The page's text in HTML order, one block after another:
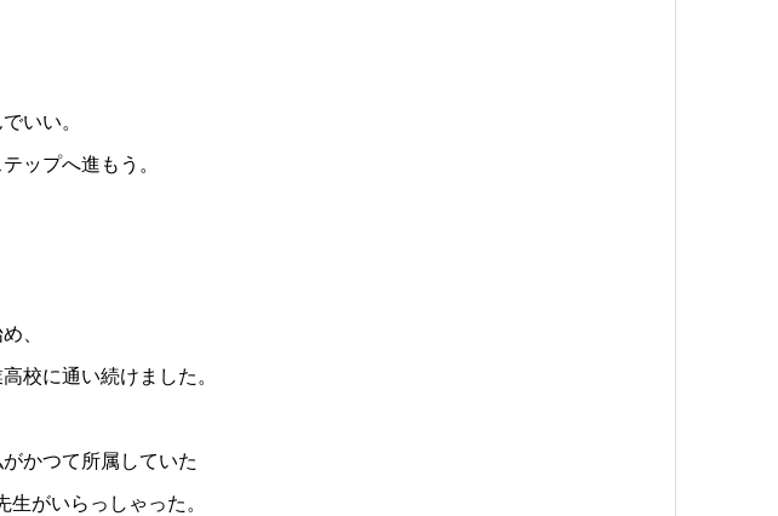
いい。
ップへ進もう。
、
校に通い続けました。
かつて所属していた
がいらっしゃった。